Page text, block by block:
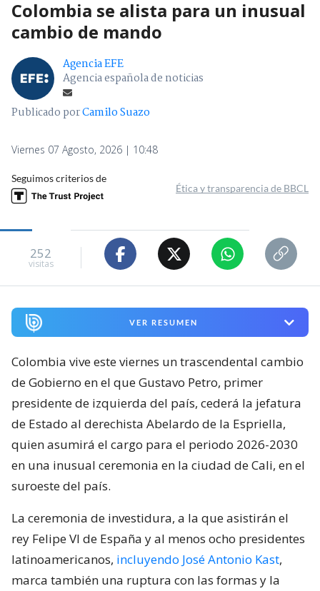
Colombia se alista para un inusual
cambio de mando
Agencia EFE
Agencia española de noticias
Publicado porCamilo Suazo
Viernes 07 Agosto, 2026 | 10:48
Seguimos criterios de
Ética y transparencia de BBCL
252
visitas
VER RESUMEN
Colombia vive este viernes un trascendental cambio
de Gobierno en el que Gustavo Petro, primer
presidente de izquierda del país, cederá la jefatura
de Estado al derechista Abelardo de la Espriella,
quien asumirá el cargo para el periodo 2026-2030
en una inusual ceremonia en la ciudad de Cali, en el
suroeste del país.
La ceremonia de investidura, a la que asistirán el
rey Felipe VI de España y al menos ocho presidentes
latinoamericanos, incluyendo José Antonio Kast,
marca también una ruptura con las formas y la